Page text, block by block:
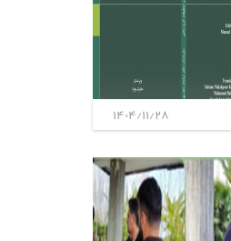
1404/11/28